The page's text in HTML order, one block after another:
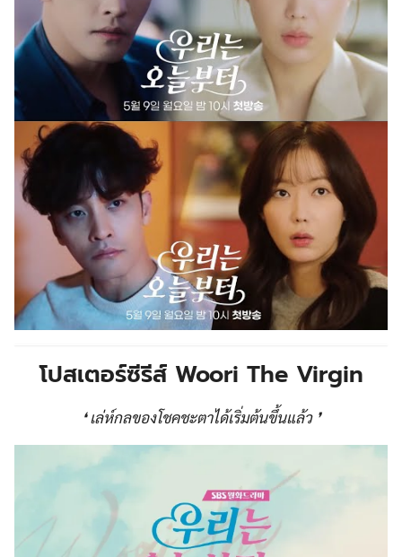
โปสเตอร์ซีรีส์Woori The Virgin
❛ เล่ห์กลของโชคชะตาได้เริ่มต้นขึ้นแล้ว ❜